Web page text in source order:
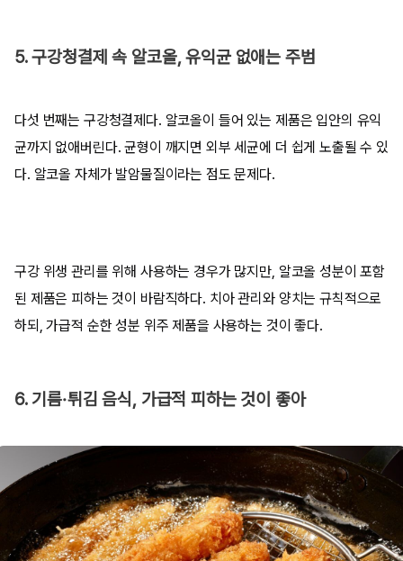
5. 구강청결제 속 알코올, 유익균 없애는 주범
다섯 번째는 구강청결제다. 알코올이 들어 있는 제품은 입안의 유익
균까지 없애버린다. 균형이 깨지면 외부 세균에 더 쉽게 노출될 수 있
다. 알코올 자체가 발암물질이라는 점도 문제다.
구강 위생 관리를 위해 사용하는 경우가 많지만, 알코올 성분이 포함
된 제품은 피하는 것이 바람직하다. 치아 관리와 양치는 규칙적으로
하되, 가급적 순한 성분 위주 제품을 사용하는 것이 좋다.
6. 기름·튀김 음식, 가급적 피하는 것이 좋아